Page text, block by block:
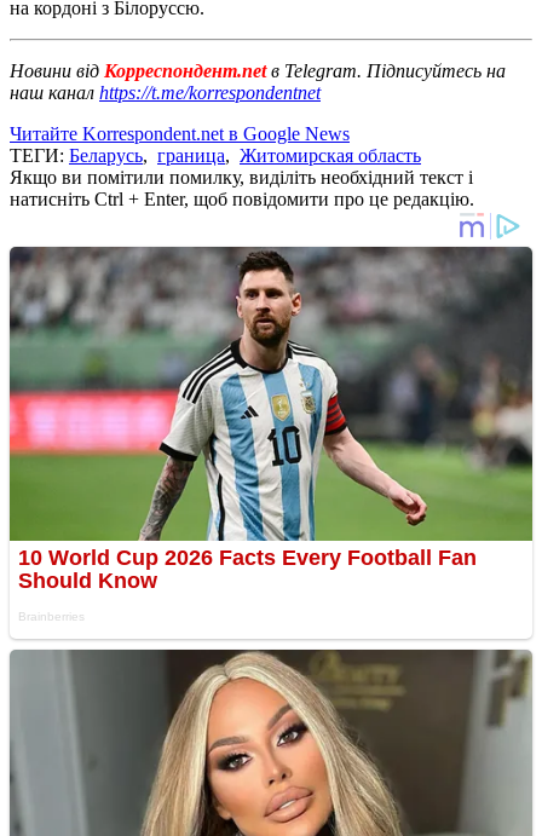
на кордоні з Білоруссю.
Новини від Корреспондент.netв Telegram. Підписуйтесь на
наш канал https://t.me/korrespondentnet
Читайте Korrespondent.net в Google News
ТЕГИ: Беларусь, граница, Житомирская область
Якщо ви помітили помилку, виділіть необхідний текст і
натисніть Ctrl + Enter, щоб повідомити про це редакцію.